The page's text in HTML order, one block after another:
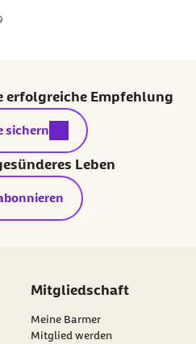
erfolgreiche Empfehlung
Link:
sichern
Leben
Mitgliedschaft
Meine Barmer
Mitglied werden